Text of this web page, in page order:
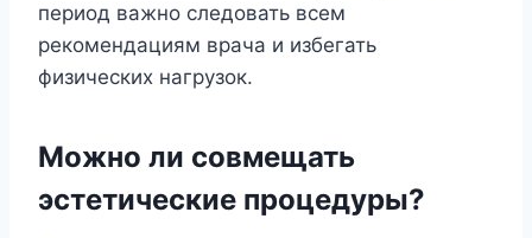
период важно следовать всем
рекомендациям врача и избегать
физических нагрузок.
Можно ли совмещать
эстетические процедуры?